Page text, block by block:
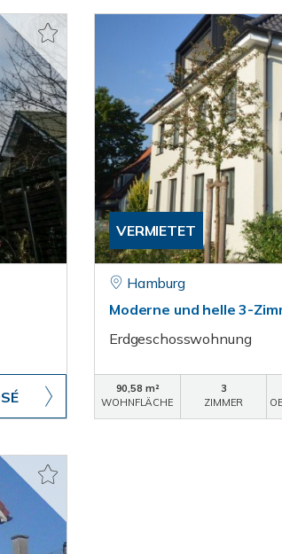
VERMIETET
Hamburg
Moderne und helle 3-
Erdgeschosswohnung
90,58 m²
WOHNFLÄCHE
3
ZIMMER